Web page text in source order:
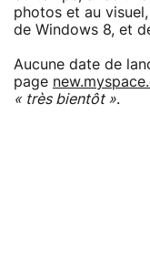
photos et au
de Windows 8, et
Aucune date de
page
« très bientôt ».